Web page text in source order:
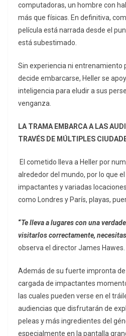
computadoras, un hombre con
más que físicas. En definitiva,
película está narrada desde el
está subestimado.
Sin experiencia ni entrenamiento
decide embarcarse, Heller se
inteligencia para eludir a sus
venganza.
LA TRAMA EMBARCA A LAS
TRAVÉS DE MÚLTIPLES
El cometido lleva a Heller por
alrededor del mundo, por lo que
impactantes y variadas
como Londres y París, playas,
“Te lleva a lugares con una
visitarlos correctamente,
observa el director James Hawes.
Además de su fuerte impronta
cargada de impactantes
las cuales pueden verse en el
audiencias que disfrutarán de
peleas y más ingredientes del
especialmente en la pantalla